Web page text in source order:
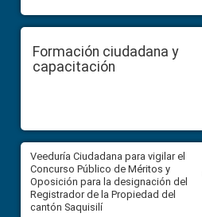
Formación ciudadana y
capacitación
Veeduría Ciudadana para vigilar el
Concurso Público de Méritos y
Oposición para la designación del
Registrador de la Propiedad del
cantón Saquisilí